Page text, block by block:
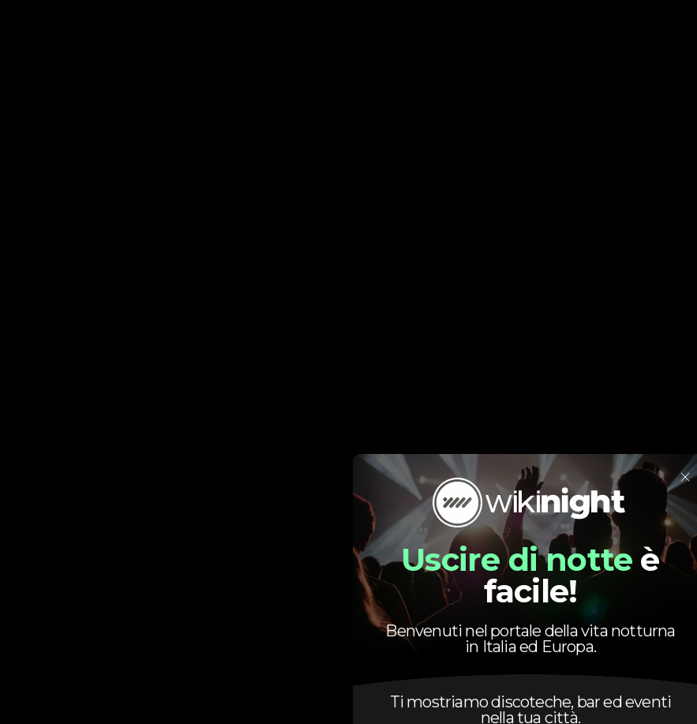
×
Uscire di notte è
facile!
Benvenuti nel portale della vita notturna
in Italia ed Europa.
Ti mostriamo discoteche, bar ed eventi
nella tua città.